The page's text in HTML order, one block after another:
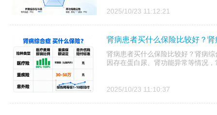
2025/10/23 11:12:21
肾病患者买什么保险比较好？
肾病患者买什么保险比较好？肾病
因存在蛋白尿、肾功能异常等情况
2025/10/23 11:10:37